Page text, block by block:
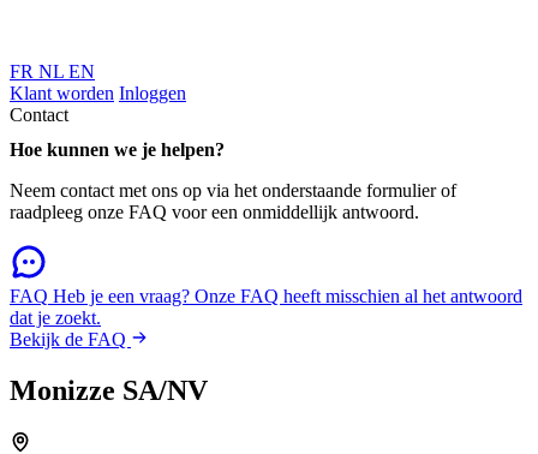
FR NL EN
Klant worden Inloggen
Contact
Hoe kunnen we je helpen?
Neem contact met ons op via het onderstaande formulier of
raadpleeg onze FAQ voor een onmiddellijk antwoord.
FAQ Heb je een vraag? Onze FAQ heeft misschien al het antwoord
dat je zoekt.
Bekijk de FAQ
Monizze SA/NV